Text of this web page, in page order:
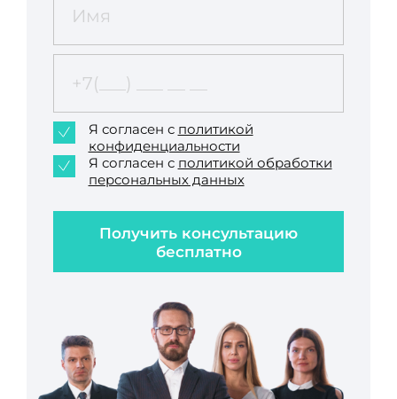
Получить консультацию
бесплатно
Я согласен с политикой
конфиденциальности
Я согласен с политикой обработки
персональных данных